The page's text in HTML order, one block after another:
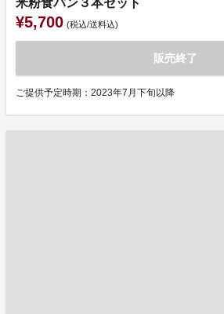
米粉食パン３本セット
¥5,700 (税込/送料込)
販売終了
ご提供予定時期：2023年7月下旬以降